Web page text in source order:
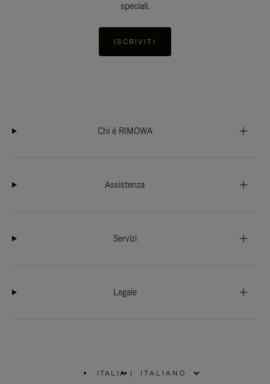
speciali.
ISCRIVITI
Chi è RIMOWA
Assistenza
Servizi
Legale
ITALIA |